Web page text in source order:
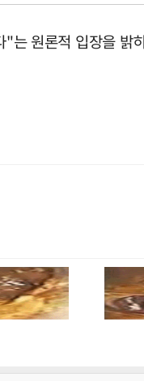
원론적 입장을